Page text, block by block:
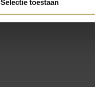
Selectie toestaan